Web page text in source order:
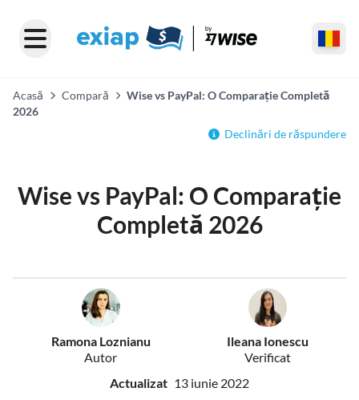
Acasă Compară
Wise vs PayPal: O Comparație Completă
2026
Declinări de răspundere
Wise vs PayPal: O Comparație
Completă 2026
Ramona Loznianu
Autor
Ileana Ionescu
Verificat
Actualizat 13 iunie 2022